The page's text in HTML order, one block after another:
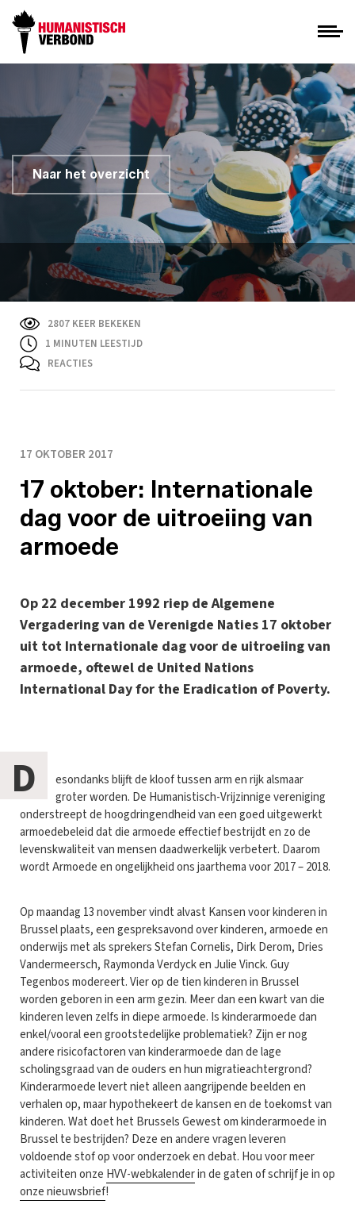
Naar het overzicht
2807 KEER BEKEKEN
1 MINUTEN LEESTIJD
REACTIES
17 OKTOBER 2017
17 oktober: Internationale
dag voor de uitroeiing van
armoede
Op 22 december 1992 riep de Algemene
Vergadering van de Verenigde Naties 17 oktober
uit tot Internationale dag voor de uitroeiing van
armoede, oftewel de United Nations
International Day for the Eradication of Poverty.
D
esondanks blijft de kloof tussen arm en rijk alsmaar
groter worden. De Humanistisch-Vrijzinnige vereniging
onderstreept de hoogdringendheid van een goed uitgewerkt
armoedebeleid dat die armoede effectief bestrijdt en zo de
levenskwaliteit van mensen daadwerkelijk verbetert. Daarom
wordt Armoede en ongelijkheid ons jaarthema voor 2017 – 2018.
Op maandag 13 november vindt alvast Kansen voor kinderen in
Brussel plaats, een gespreksavond over kinderen, armoede en
onderwijs met als sprekers Stefan Cornelis, Dirk Derom, Dries
Vandermeersch, Raymonda Verdyck en Julie Vinck. Guy
Tegenbos modereert. Vier op de tien kinderen in Brussel
worden geboren in een arm gezin. Meer dan een kwart van die
kinderen leven zelfs in diepe armoede. Is kinderarmoede dan
enkel/vooral een grootstedelijke problematiek? Zijn er nog
andere risicofactoren van kinderarmoede dan de lage
scholingsgraad van de ouders en hun migratieachtergrond?
Kinderarmoede levert niet alleen aangrijpende beelden en
verhalen op, maar hypothekeert de kansen en de toekomst van
kinderen. Wat doet het Brussels Gewest om kinderarmoede in
Brussel te bestrijden? Deze en andere vragen leveren
voldoende stof op voor onderzoek en debat. Hou voor meer
activiteiten onze HVV-webkalenderin de gaten of schrijf je in op
onze nieuwsbrief!